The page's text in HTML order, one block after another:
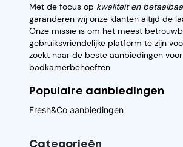
Met de focus op kwaliteit en
garanderen wij onze klanten altijd de
Onze missie is om het meest
gebruiksvriendelijke platform te zijn
zoekt naar de beste aanbiedingen
badkamerbehoeften.
Populaire aanbiedingen
Fresh&Co aanbiedingen
Categorieēn